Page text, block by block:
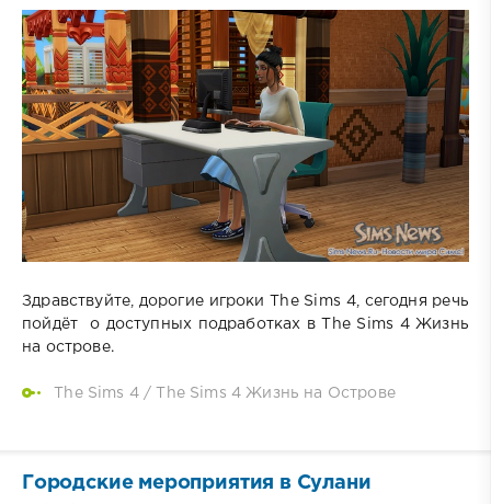
Здравствуйте, дорогие игроки The Sims 4, сегодня речь
пойдёт о доступных подработках в The Sims 4 Жизнь
на острове.
The Sims 4/ The Sims 4 Жизнь на Острове
Городские мероприятия в Сулани